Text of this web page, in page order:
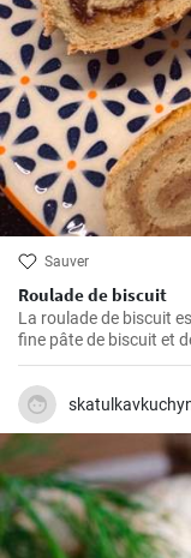
Sauver
Roulade de biscuit
La roulade de biscuit
fine pâte de biscuit et